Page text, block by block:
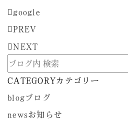
google
PREV
NEXT
CATEGORYカテゴリー
blogブログ
newsお知らせ